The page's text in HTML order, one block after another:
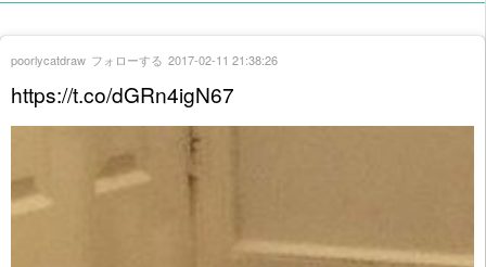
https://t.co/dGRn4igN67
poorlycatdraw フォローする 2017-02-11 21:38:26